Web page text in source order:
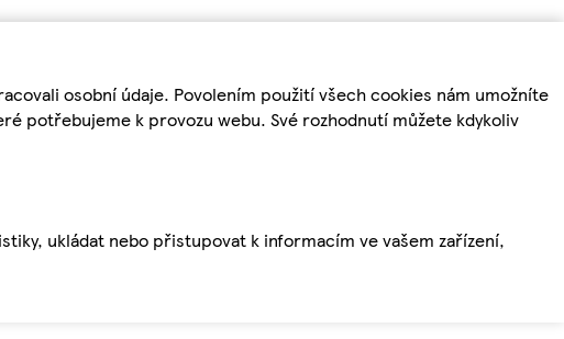
osobní údaje. Povolením použití všech cookies nám umožníte
potřebujeme k provozu webu. Své rozhodnutí můžete kdykoliv
ukládat nebo přistupovat k informacím ve vašem zařízení,